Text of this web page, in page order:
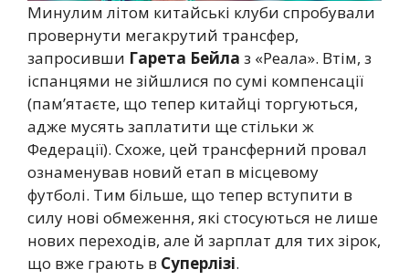
Минулим літом китайські клуби спробували
провернути мегакрутий трансфер,
запросивши Гарета Бейла з «Реала». Втім, з
іспанцями не зійшлися по сумі компенсації
(пам’ятаєте, що тепер китайці торгуються,
адже мусять заплатити ще стільки ж
Федерації). Схоже, цей трансферний провал
ознаменував новий етап в місцевому
футболі. Тим більше, що тепер вступити в
силу нові обмеження, які стосуються не лише
нових переходів, але й зарплат для тих зірок,
що вже грають в Суперлізі.